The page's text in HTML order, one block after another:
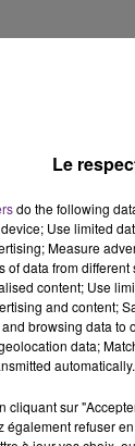
LE
SES
C'était
Le
do the following
Use limited
Measure
of data from
content; Use
and content;
browsing data
data;
automatically.
cliquant sur
également refuser